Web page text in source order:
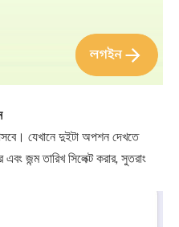
যেখানে দুইটা অপশন দেখতে
জন্ম তারিখ সিলেক্ট করার, সুতরাং